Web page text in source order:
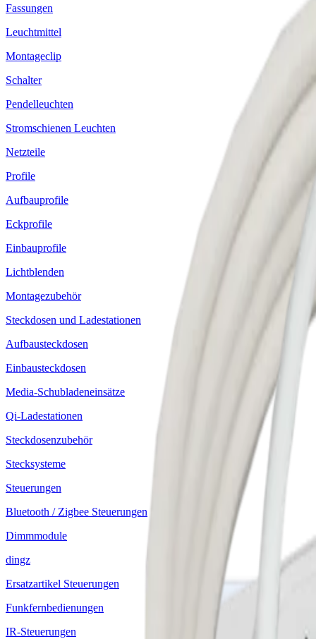
Fassungen
Leuchtmittel
Montageclip
Schalter
Pendelleuchten
Stromschienen Leuchten
Netzteile
Profile
Aufbauprofile
Eckprofile
Einbauprofile
Lichtblenden
Montagezubehör
Steckdosen und Ladestationen
Aufbausteckdosen
Einbausteckdosen
Media-Schubladeneinsätze
Qi-Ladestationen
Steckdosenzubehör
Stecksysteme
Steuerungen
Bluetooth / Zigbee Steuerungen
Dimmmodule
dingz
Ersatzartikel Steuerungen
Funkfernbedienungen
IR-Steuerungen